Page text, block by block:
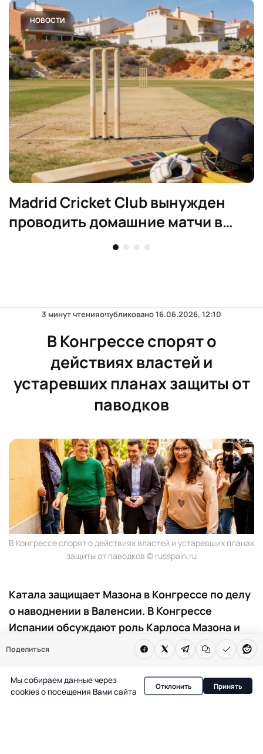
НОВОСТИ
Madrid Cricket Club вынужден
проводить домашние матчи в
Поделиться
3 минут чтенияопубликовано16.06.2026, 12:10
В Конгрессе спорят о
действиях властей и
устаревших планах защиты от
паводков
В Конгрессе спорят о действиях властей и устаревших планах
защиты от паводков © russpain.ru
Катала защищает Мазона в Конгрессе по делу
о наводнении в Валенсии. В Конгрессе
Испании обсуждают роль Карлоса Мазона и
Марии Хосе Катала в управлении
что Мазон единственный взял на себя
ответственность. Власти критикуют за
Мы собираем данные через
cookies о посещения Вами сайта
Отклонить Принять